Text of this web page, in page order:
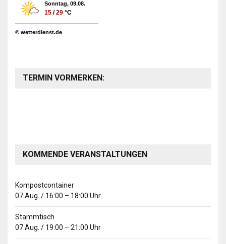
Sonntag, 09.08.
15 /29 °C
© wetterdienst.de
TERMIN VORMERKEN:
KOMMENDE VERANSTALTUNGEN
Kompostcontainer
07.Aug. / 16:00 – 18:00 Uhr
Stammtisch
07.Aug. / 19:00 – 21:00 Uhr